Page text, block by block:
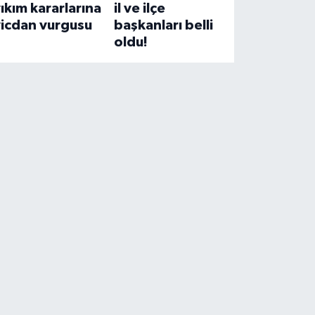
kararlarına
vurgusu
il ve ilçe
başkanları belli
oldu!